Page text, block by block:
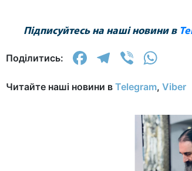
Підписуйтесь на наші новини в
Поділитись: Facebook
Telegram
Viber
Читайте наші новини в Telegram, Viber